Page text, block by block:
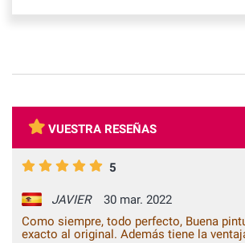
VUESTRA RESEÑAS
5
JAVIER
30 mar. 2022
Como siempre, todo perfecto, Buena
exacto al original. Además tiene la